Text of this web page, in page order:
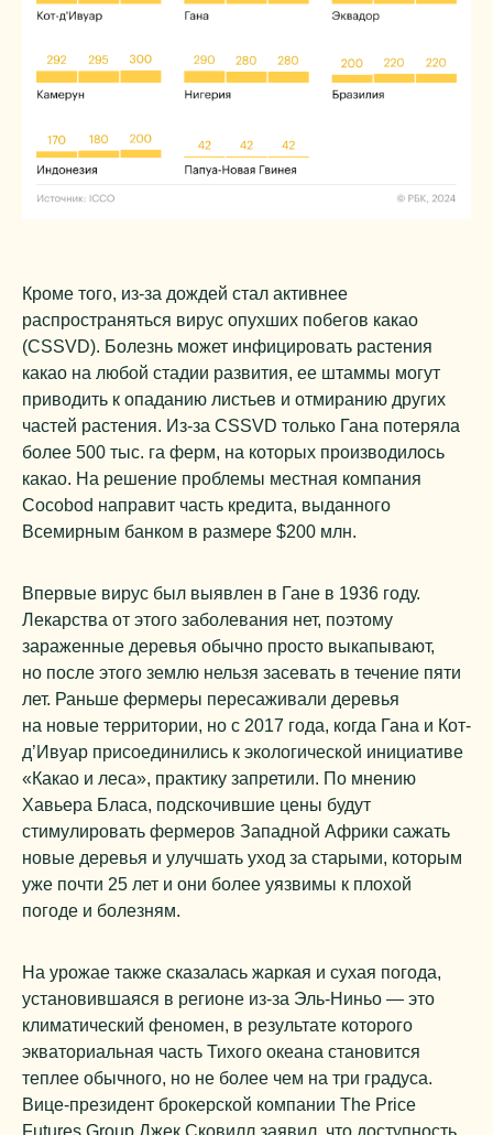
Кроме того, из-за дождей стал активнее
распространяться вирус опухших побегов какао
(CSSVD). Болезнь может инфицировать растения
какао на любой стадии развития, ее штаммы могут
приводить к опаданию листьев и отмиранию других
частей растения. Из-за CSSVD только Гана потеряла
более 500 тыс. га ферм, на которых производилось
какао. На решение проблемы местная компания
Cocobod направит часть кредита, выданного
Всемирным банком в размере $200 млн.
Впервые вирус был выявлен в Гане в 1936 году.
Лекарства от этого заболевания нет, поэтому
зараженные деревья обычно просто выкапывают,
но после этого землю нельзя засевать в течение пяти
лет. Раньше фермеры пересаживали деревья
на новые территории, но с 2017 года, когда Гана и Кот-
д’Ивуар присоединились к экологической инициативе
«Какао и леса», практику запретили. По мнению
Хавьера Бласа, подскочившие цены будут
стимулировать фермеров Западной Африки сажать
новые деревья и улучшать уход за старыми, которым
уже почти 25 лет и они более уязвимы к плохой
погоде и болезням.
На урожае также сказалась жаркая и сухая погода,
установившаяся в регионе из-за Эль-Ниньо — это
климатический феномен, в результате которого
экваториальная часть Тихого океана становится
теплее обычного, но не более чем на три градуса.
Вице-президент брокерской компании The Price